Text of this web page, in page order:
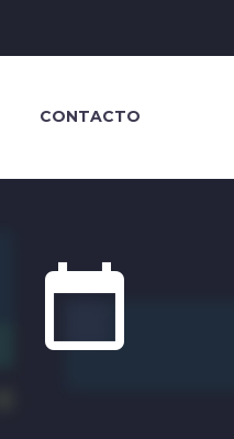
CONTACTO

